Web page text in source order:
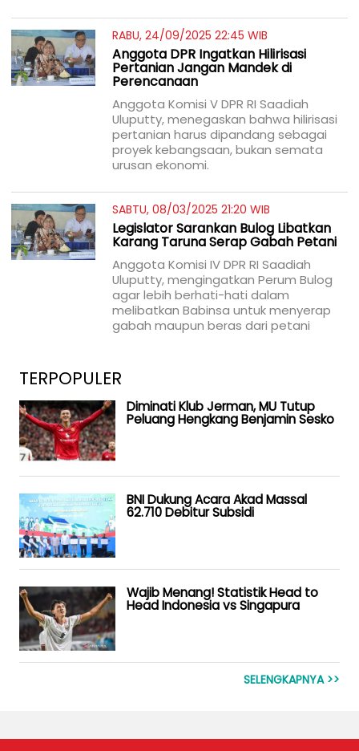
RABU, 24/09/2025 22:45 WIB
Anggota DPR Ingatkan Hilirisasi
Pertanian Jangan Mandek di
Perencanaan
Anggota Komisi V DPR RI Saadiah
Uluputty, menegaskan bahwa hilirisasi
pertanian harus dipandang sebagai
proyek kebangsaan, bukan semata
urusan ekonomi.
SABTU, 08/03/2025 21:20 WIB
Legislator Sarankan Bulog Libatkan
Karang Taruna Serap Gabah Petani
Anggota Komisi IV DPR RI Saadiah
Uluputty, mengingatkan Perum Bulog
agar lebih berhati-hati dalam
melibatkan Babinsa untuk menyerap
gabah maupun beras dari petani
TERPOPULER
Diminati Klub Jerman, MU Tutup
Peluang Hengkang Benjamin Sesko
BNI Dukung Acara Akad Massal
62.710 Debitur Subsidi
Wajib Menang! Statistik Head to
Head Indonesia vs Singapura
SELENGKAPNYA >>